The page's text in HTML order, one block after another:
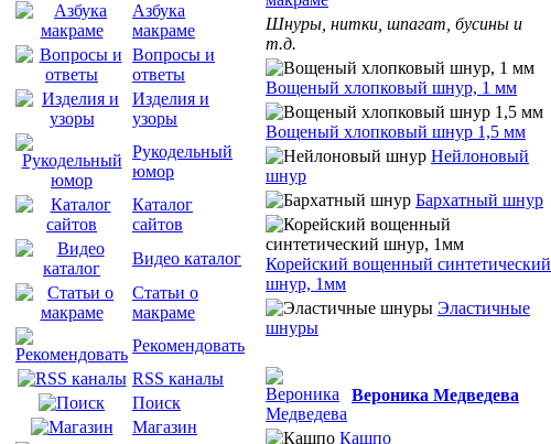
Азбука
макраме
Вопросы и
ответы
Изделия и
узоры
Рукодельный
юмор
Каталог
сайтов
Видео каталог
Статьи о
макраме
Рекомендовать
RSS каналы
Поиск
Магазин
Шнуры, нитки, шпагат, бусины и
т.д.
Вощеный хлопковый шнур, 1 мм
Вощеный хлопковый шнур 1,5 мм
Нейлоновый
шнур
Бархатный шнур
Корейский вощенный синтетический
шнур, 1мм
Эластичные
шнуры
Вероника Медведева
Кашпо